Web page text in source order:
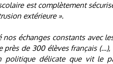
est complètement
extérieure ».
nos échanges constants avec
près de 300 élèves français
politique délicate que vit le